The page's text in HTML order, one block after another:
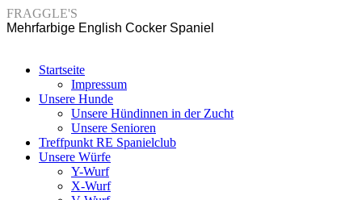
FRAGGLE'S
Mehrfarbige English Cocker Spaniel
Startseite
Impressum
Unsere Hunde
Unsere Hündinnen in der Zucht
Unsere Senioren
Treffpunkt RE Spanielclub
Unsere Würfe
Y-Wurf
X-Wurf